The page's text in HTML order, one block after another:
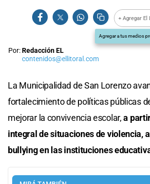
+ Agregar El
Agregar a tus medios
Por:Redacción EL
contenidos@ellitoral.com
La Municipalidad de San Lorenzo
fortalecimiento de políticas públicas
mejorar la convivencia escolar,a
integral de situaciones de violencia,
bullying en las instituciones